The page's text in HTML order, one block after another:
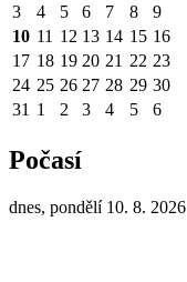
3
4 5 6 7 8
9
10 11 12 13 14 15 16
17 18 19 20 21 22 23
24 25 26 27 28 29 30
31 1 2 3 4 5 6
Počasí
dnes, pondělí 10. 8. 2026